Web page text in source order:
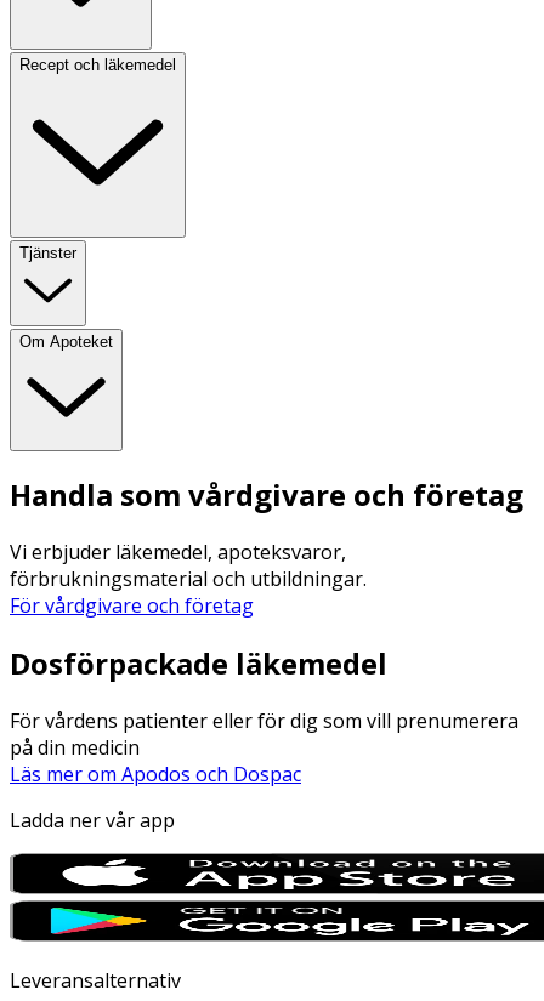
Recept och läkemedel
Tjänster
Om Apoteket
Handla som vårdgivare och företag
Vi erbjuder läkemedel, apoteksvaror,
förbrukningsmaterial och utbildningar.
För vårdgivare och företag
Dosförpackade läkemedel
För vårdens patienter eller för dig som vill prenumerera
på din medicin
Läs mer om Apodos och Dospac
Ladda ner vår app
Leveransalternativ